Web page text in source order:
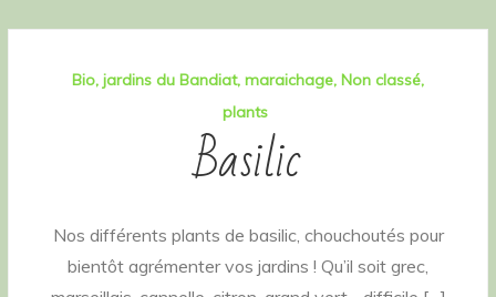
Bio jardins du Bandiat maraichage Non classé
plants
Basilic
Nos différents plants de basilic, chouchoutés pour
bientôt agrémenter vos jardins ! Qu’il soit grec,